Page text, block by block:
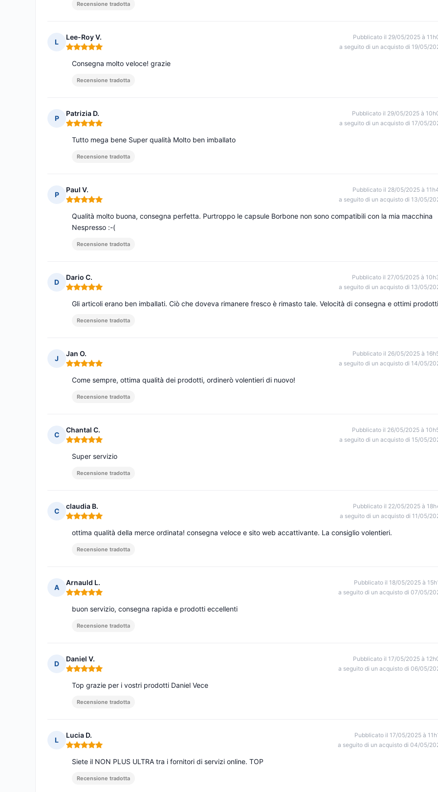
Recensione tradotta
L
Lee-Roy V.
Nota: 5 su 5
Pubblicato il 29/05/2025 à
a seguito di un acquisto di 19/05/
Consegna molto veloce! grazie
Recensione tradotta
P
Patrizia D.
Nota: 5 su 5
Pubblicato il 29/05/2025 à
a seguito di un acquisto di 17/05/
Tutto mega bene Super qualità Molto ben imballato
Recensione tradotta
P
Paul V.
Nota: 5 su 5
Pubblicato il 28/05/2025 à
a seguito di un acquisto di 13/05/
Qualità molto buona, consegna perfetta. Purtroppo le capsule Borbone non sono compatibili con la mia macchina
Nespresso :-(
Recensione tradotta
D
Dario C.
Nota: 5 su 5
Pubblicato il 27/05/2025 à
a seguito di un acquisto di 13/05/
Gli articoli erano ben imballati. Ciò che doveva rimanere fresco è rimasto tale. Velocità di consegna e ottimi prodotti
Recensione tradotta
J
Jan O.
Nota: 5 su 5
Pubblicato il 26/05/2025 à
a seguito di un acquisto di 14/05/
Come sempre, ottima qualità dei prodotti, ordinerò volentieri di nuovo!
Recensione tradotta
C
Chantal C.
Nota: 5 su 5
Pubblicato il 26/05/2025 à
a seguito di un acquisto di 15/05/
Super servizio
Recensione tradotta
C
claudia B.
Nota: 5 su 5
Pubblicato il 22/05/2025 à
a seguito di un acquisto di 11/05/
ottima qualità della merce ordinata! consegna veloce e sito web accattivante. La consiglio volentieri.
Recensione tradotta
A
Arnauld L.
Nota: 5 su 5
Pubblicato il 18/05/2025 à
a seguito di un acquisto di 07/05/
buon servizio, consegna rapida e prodotti eccellenti
Recensione tradotta
D
Daniel V.
Nota: 5 su 5
Pubblicato il 17/05/2025 à
a seguito di un acquisto di 06/05/
Top grazie per i vostri prodotti Daniel Vece
Recensione tradotta
L
Lucia D.
Nota: 5 su 5
Pubblicato il 17/05/2025 à
a seguito di un acquisto di 04/05/
Siete il NON PLUS ULTRA tra i fornitori di servizi online. TOP
Recensione tradotta